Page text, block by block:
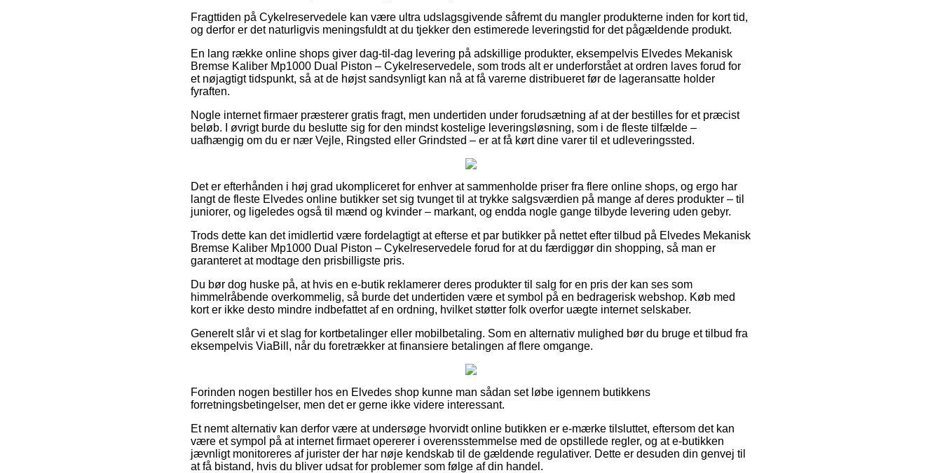
Fragttiden på Cykelreservedele kan være ultra udslagsgivende såfremt du mangler produkterne inden for kort tid,
og derfor er det naturligvis meningsfuldt at du tjekker den estimerede leveringstid for det pågældende produkt.
En lang række online shops giver dag-til-dag levering på adskillige produkter, eksempelvis Elvedes Mekanisk
Bremse Kaliber Mp1000 Dual Piston – Cykelreservedele, som trods alt er underforstået at ordren laves forud for
et nøjagtigt tidspunkt, så at de højst sandsynligt kan nå at få varerne distribueret før de lageransatte holder
fyraften.
Nogle internet firmaer præsterer gratis fragt, men undertiden under forudsætning af at der bestilles for et præcist
beløb. I øvrigt burde du beslutte sig for den mindst kostelige leveringsløsning, som i de fleste tilfælde –
uafhængig om du er nær Vejle, Ringsted eller Grindsted – er at få kørt dine varer til et udleveringssted.
Det er efterhånden i høj grad ukompliceret for enhver at sammenholde priser fra flere online shops, og ergo har
langt de fleste Elvedes online butikker set sig tvunget til at trykke salgsværdien på mange af deres produkter – til
juniorer, og ligeledes også til mænd og kvinder – markant, og endda nogle gange tilbyde levering uden gebyr.
Trods dette kan det imidlertid være fordelagtigt at efterse et par butikker på nettet efter tilbud på Elvedes Mekanisk
Bremse Kaliber Mp1000 Dual Piston – Cykelreservedele forud for at du færdiggør din shopping, så man er
garanteret at modtage den prisbilligste pris.
Du bør dog huske på, at hvis en e-butik reklamerer deres produkter til salg for en pris der kan ses som
himmelråbende overkommelig, så burde det undertiden være et symbol på en bedragerisk webshop. Køb med
kort er ikke desto mindre indbefattet af en ordning, hvilket støtter folk overfor uægte internet selskaber.
Generelt slår vi et slag for kortbetalinger eller mobilbetaling. Som en alternativ mulighed bør du bruge et tilbud fra
eksempelvis ViaBill, når du foretrækker at finansiere betalingen af flere omgange.
Forinden nogen bestiller hos en Elvedes shop kunne man sådan set løbe igennem butikkens
forretningsbetingelser, men det er gerne ikke videre interessant.
Et nemt alternativ kan derfor være at undersøge hvorvidt online butikken er e-mærke tilsluttet, eftersom det kan
være et sympol på at internet firmaet opererer i overensstemmelse med de opstillede regler, og at e-butikken
jævnligt monitoreres af jurister der har nøje kendskab til de gældende regulativer. Dette er desuden din genvej til
at få bistand, hvis du bliver udsat for problemer som følge af din handel.